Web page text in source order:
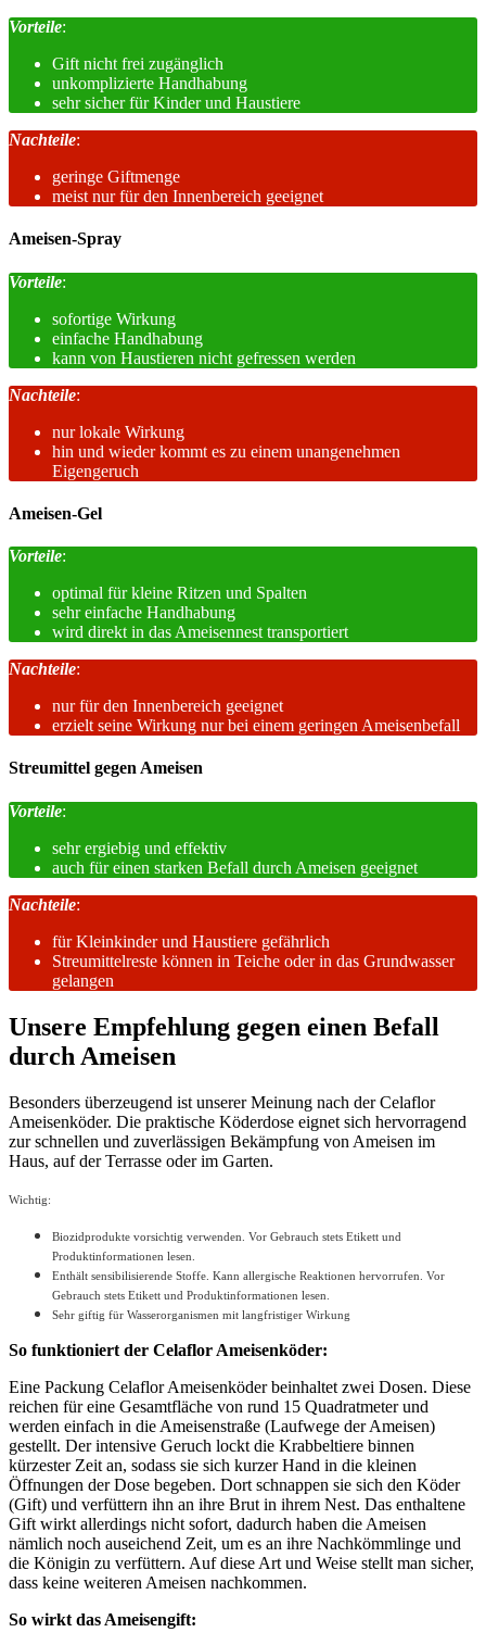
Vorteile:
Gift nicht frei zugänglich
unkomplizierte Handhabung
sehr sicher für Kinder und Haustiere
Nachteile:
geringe Giftmenge
meist nur für den Innenbereich geeignet
Ameisen-Spray
Vorteile:
sofortige Wirkung
einfache Handhabung
kann von Haustieren nicht gefressen werden
Nachteile:
nur lokale Wirkung
hin und wieder kommt es zu einem unangenehmen
Eigengeruch
Ameisen-Gel
Vorteile:
optimal für kleine Ritzen und Spalten
sehr einfache Handhabung
wird direkt in das Ameisennest transportiert
Nachteile:
nur für den Innenbereich geeignet
erzielt seine Wirkung nur bei einem geringen Ameisenbefall
Streumittel gegen Ameisen
Vorteile:
sehr ergiebig und effektiv
auch für einen starken Befall durch Ameisen geeignet
Nachteile:
für Kleinkinder und Haustiere gefährlich
Streumittelreste können in Teiche oder in das Grundwasser
gelangen
Unsere Empfehlung gegen einen Befall
durch Ameisen
Besonders überzeugend ist unserer Meinung nach der Celaflor
Ameisenköder. Die praktische Köderdose eignet sich hervorragend
zur schnellen und zuverlässigen Bekämpfung von Ameisen im
Haus, auf der Terrasse oder im Garten.
Wichtig:
Biozidprodukte vorsichtig verwenden. Vor Gebrauch stets Etikett und
Produktinformationen lesen.
Enthält sensibilisierende Stoffe. Kann allergische Reaktionen hervorrufen. Vor
Gebrauch stets Etikett und Produktinformationen lesen.
Sehr giftig für Wasserorganismen mit langfristiger Wirkung
So funktioniert der Celaflor Ameisenköder:
Eine Packung Celaflor Ameisenköder beinhaltet zwei Dosen. Diese
reichen für eine Gesamtfläche von rund 15 Quadratmeter und
werden einfach in die Ameisenstraße (Laufwege der Ameisen)
gestellt. Der intensive Geruch lockt die Krabbeltiere binnen
kürzester Zeit an, sodass sie sich kurzer Hand in die kleinen
Öffnungen der Dose begeben. Dort schnappen sie sich den Köder
(Gift) und verfüttern ihn an ihre Brut in ihrem Nest. Das enthaltene
Gift wirkt allerdings nicht sofort, dadurch haben die Ameisen
nämlich noch auseichend Zeit, um es an ihre Nachkömmlinge und
die Königin zu verfüttern. Auf diese Art und Weise stellt man sicher,
dass keine weiteren Ameisen nachkommen.
So wirkt das Ameisengift: